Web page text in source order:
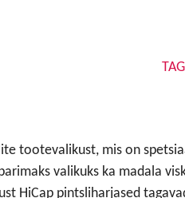
tootevalikust, mis on
valikuks ka madala
HiCap pintsliharjased